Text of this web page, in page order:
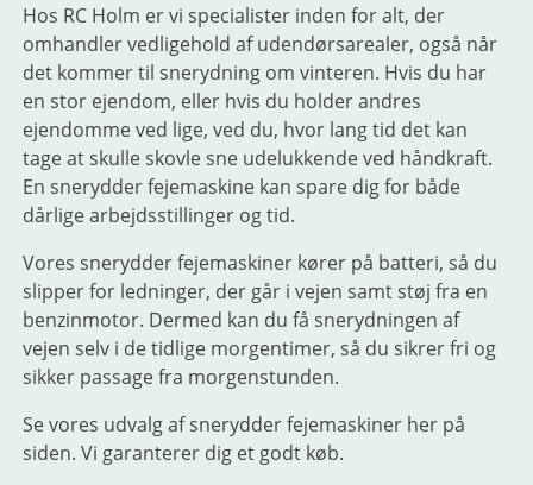
Hos RC Holm er vi specialister inden for alt, der
omhandler vedligehold af udendørsarealer, også når
det kommer til snerydning om vinteren. Hvis du har
en stor ejendom, eller hvis du holder andres
ejendomme ved lige, ved du, hvor lang tid det kan
tage at skulle skovle sne udelukkende ved håndkraft.
En snerydder fejemaskine kan spare dig for både
dårlige arbejdsstillinger og tid.
Vores snerydder fejemaskiner kører på batteri, så du
slipper for ledninger, der går i vejen samt støj fra en
benzinmotor. Dermed kan du få snerydningen af
vejen selv i de tidlige morgentimer, så du sikrer fri og
sikker passage fra morgenstunden.
Se vores udvalg af snerydder fejemaskiner her på
siden. Vi garanterer dig et godt køb.